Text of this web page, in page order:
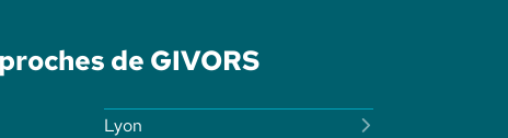
de GIVORS
Lyon